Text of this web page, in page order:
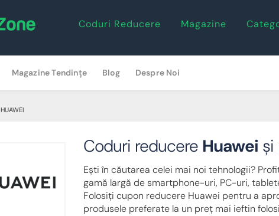
Coduri Reducere Magazine
Magazine Tendințe Blog Despre Noi
HUAWEI
Coduri reducere Huawei și
Ești în căutarea celei mai noi tehnologii?
gamă largă de smartphone-uri, PC-uri,
Folosiți cupon reducere Huawei pentru a
produsele preferate la un preț mai ieftin